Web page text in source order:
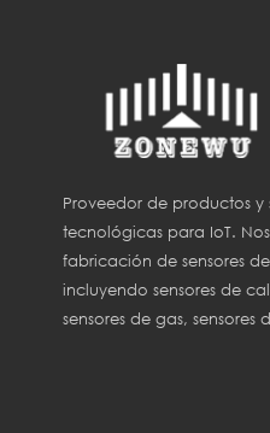
Proveedor de productos y
tecnológicas para IoT.
fabricación de sensores
incluyendo sensores de
sensores de gas, sensores